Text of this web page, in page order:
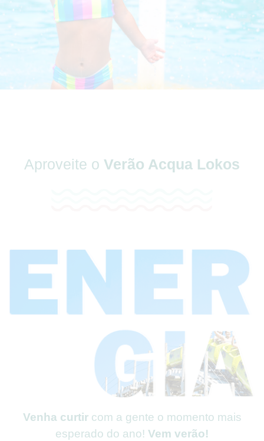
Aproveite o Verão Acqua Lokos
Venha curtircom a gente o momento mais
esperado do ano! Vem verão!